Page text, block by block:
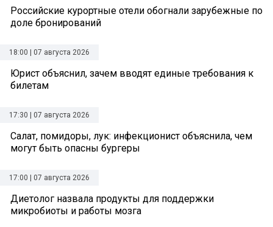
Российские курортные отели обогнали зарубежные по
доле бронирований
18:00 | 07 августа 2026
Юрист объяснил, зачем вводят единые требования к
билетам
17:30 | 07 августа 2026
Салат, помидоры, лук: инфекционист объяснила, чем
могут быть опасны бургеры
17:00 | 07 августа 2026
Диетолог назвала продукты для поддержки
микробиоты и работы мозга